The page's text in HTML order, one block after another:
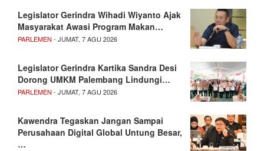
Legislator Gerindra Wihadi Wiyanto Ajak
Masyarakat Awasi Program Makan…
PARLEMEN - JUMAT, 7 AGU 2026
Legislator Gerindra Kartika Sandra Desi
Dorong UMKM Palembang Lindungi…
PARLEMEN - JUMAT, 7 AGU 2026
Kawendra Tegaskan Jangan Sampai
Perusahaan Digital Global Untung Besar,
…